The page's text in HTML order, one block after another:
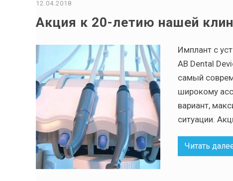
12.04.2018
Акция к 20-летию нашей
Имплант с
AB Dental
самый
широкому
вариант,
ситуации.
Читать